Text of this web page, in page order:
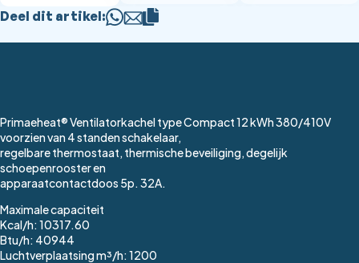
Deel dit artikel:
Primaeheat® Ventilatorkachel type Compact 12 kWh 380/410V
voorzien van 4 standen schakelaar,
regelbare thermostaat, thermische beveiliging, degelijk
schoepenrooster en
apparaatcontactdoos 5p. 32A.
Maximale capaciteit
Kcal/h: 10317.60
Btu/h: 40944
Luchtverplaatsing m³/h: 1200